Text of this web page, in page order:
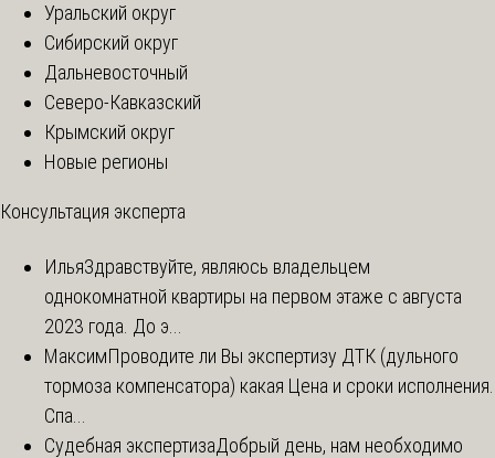
Уральский округ
Сибирский округ
Дальневосточный
Северо-Кавказский
Крымский округ
Новые регионы
Консультация эксперта
ИльяЗдравствуйте, являюсь владельцем
однокомнатной квартиры на первом этаже с августа
2023 года. До э...
МаксимПроводите ли Вы экспертизу ДТК (дульного
тормоза компенсатора) какая Цена и сроки исполнения.
Спа...
Судебная экспертизаДобрый день, нам необходимо